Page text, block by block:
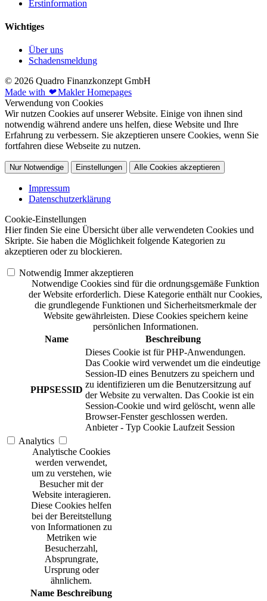
Erstinformation
Wichtiges
Über uns
Schadensmeldung
© 2026 Quadro Finanzkonzept GmbH
Made with ❤Makler Homepages
Verwendung von Cookies
Wir nutzen Cookies auf unserer Website. Einige von ihnen sind
notwendig während andere uns helfen, diese Website und Ihre
Erfahrung zu verbessern. Sie akzeptieren unsere Cookies, wenn Sie
fortfahren diese Webseite zu nutzen.
Nur Notwendige Einstellungen Alle Cookies akzeptieren
Impressum
Datenschutzerklärung
Cookie-Einstellungen
Hier finden Sie eine Übersicht über alle verwendeten Cookies und
Skripte. Sie haben die Möglichkeit folgende Kategorien zu
akzeptieren oder zu blockieren.
Notwendig Immer akzeptieren
Notwendige Cookies sind für die ordnungsgemäße Funktion
der Website erforderlich. Diese Kategorie enthält nur Cookies,
die grundlegende Funktionen und Sicherheitsmerkmale der
Website gewährleisten. Diese Cookies speichern keine
persönlichen Informationen.
Name
Beschreibung
PHPSESSID
Dieses Cookie ist für PHP-Anwendungen.
Das Cookie wird verwendet um die eindeutige
Session-ID eines Benutzers zu speichern und
zu identifizieren um die Benutzersitzung auf
der Website zu verwalten. Das Cookie ist ein
Session-Cookie und wird gelöscht, wenn alle
Browser-Fenster geschlossen werden.
Anbieter - Typ Cookie Laufzeit Session
Analytics
Analytische Cookies
werden verwendet,
um zu verstehen, wie
Besucher mit der
Website interagieren.
Diese Cookies helfen
bei der Bereitstellung
von Informationen zu
Metriken wie
Besucherzahl,
Absprungrate,
Ursprung oder
ähnlichem.
Name Beschreibung